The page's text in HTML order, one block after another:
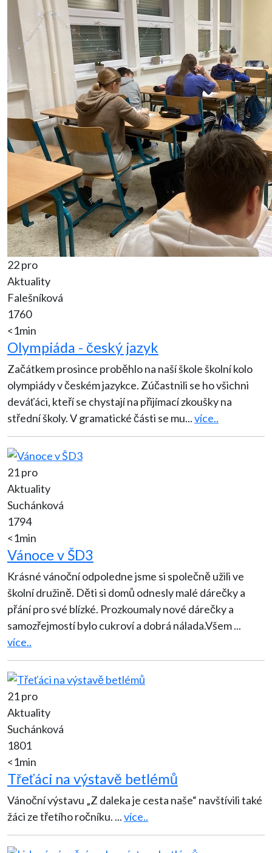
22 pro
Aktuality
Falešníková
1760
<1min
Olympiáda - český jazyk
Začátkem prosince proběhlo na naší škole školní kolo
olympiády v českém jazykce. Zúčastnili se ho všichni
deváťáci, kteří se chystají na přijímací zkoušky na
střední školy. V gramatické části se mu...více..
21 pro
Aktuality
Suchánková
1794
<1min
Vánoce v ŠD3
Krásné vánoční odpoledne jsme si společně užili ve
školní družině. Děti si domů odnesly malé dárečky a
přání pro své blízké. Prozkoumaly nové dárečky a
samozřejmostí bylo cukroví a dobrá nálada.Všem...
více..
21 pro
Aktuality
Suchánková
1801
<1min
Třeťáci na výstavě betlémů
Vánoční výstavu „Z daleka je cesta naše“ navštívili také
žáci ze třetího ročníku. ...více..